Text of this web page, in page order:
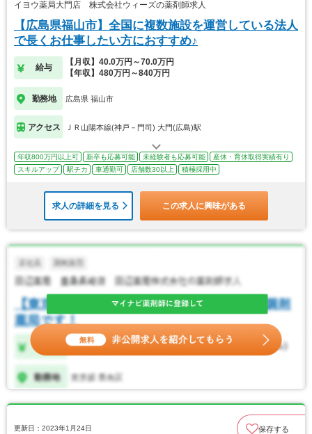
イヨウ薬局大門店 株式会社ウィーズの薬剤師求人
【広島県福山市】全国に複数施設を運営している法人
で長くお仕事したい方におすすめ♪
給与
【月収】40.0万円～70.0万円
【年収】480万円～840万円
勤務地 広島県 福山市
アクセス ＪＲ山陽本線(神戸－門司) 大門(広島)駅
年収800万円以上可 新卒も応募可能 未経験者も応募可能
産休・育休取得実績有り
スキルアップ
駅チカ 車通勤可 店舗数30以上 積極採用中
求人の詳細を見る この求人に興味がある
更新日：2023年1月24日 保存する